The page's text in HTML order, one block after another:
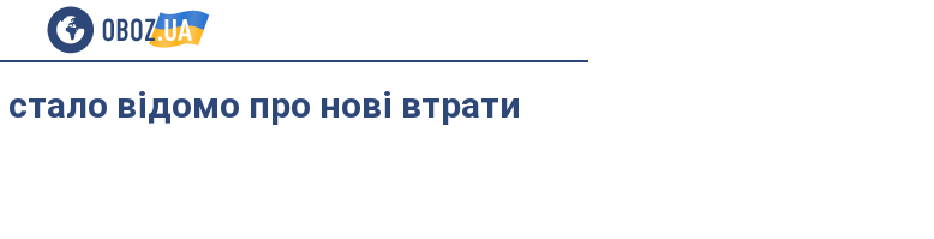
стало відомо про нові втрати